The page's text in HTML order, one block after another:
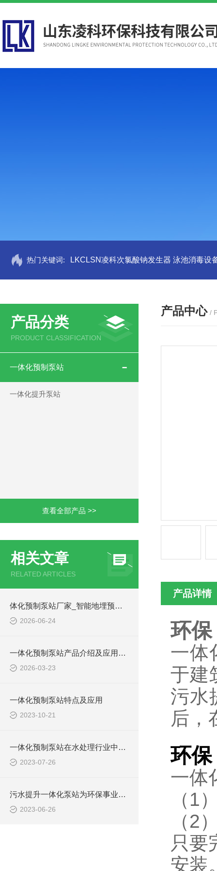
热门关键词: LKCLSN凌科次氯酸钠发生器 泳池消毒设
产品分类
PRODUCT CLASSIFICATION
一体化预制泵站
一体化提升泵站
查看全部产品 >>
相关文章
RELATED ARTICLES
体化预制泵站厂家_智能地埋预制泵站-凌科环保
2026-06-24
一体化预制泵站产品介绍及应用范围
2026-03-23
一体化预制泵站特点及应用
2023-10-21
一体化预制泵站在水处理行业中的应用
2023-07-26
污水提升一体化泵站为环保事业做出了哪些贡献？
2023-06-26
产品中心 /
产品详情
环
一体
于建
污水
后，
环
一体
（1
（2
只要
安装